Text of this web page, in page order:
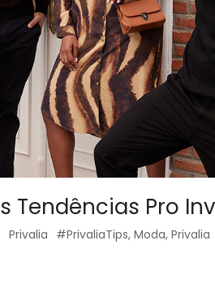
Tendências Pro
Privalia #PrivaliaTips, Moda, Privalia